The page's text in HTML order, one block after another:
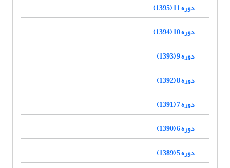
دوره 11 (1395)
دوره 10 (1394)
دوره 9 (1393)
دوره 8 (1392)
دوره 7 (1391)
دوره 6 (1390)
دوره 5 (1389)